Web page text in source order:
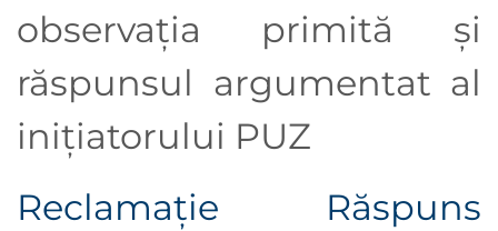
observaţia primită şi
răspunsul argumentat al
iniţiatorului PUZ
Reclamație
Răspuns